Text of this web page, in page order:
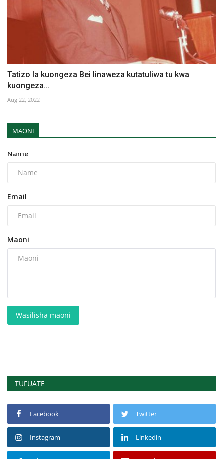
Tatizo la kuongeza Bei linaweza kutatuliwa tu kwa
kuongeza...
Aug 22, 2022
MAONI
Name
Email
Maoni
Wasilisha maoni
TUFUATE
Facebook Twitter
Instagram Linkedin